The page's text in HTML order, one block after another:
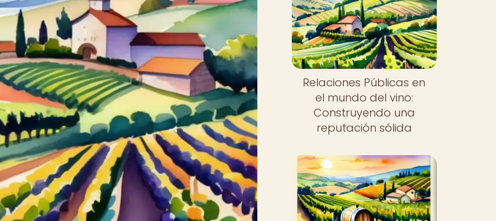
Relaciones Públicas en
el mundo del vino:
Construyendo una
reputación sólida